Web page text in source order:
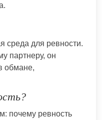
среда для ревности.
партнеру, он
обмане,
почему ревность